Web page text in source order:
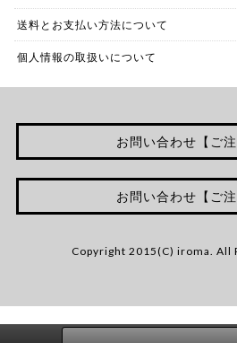
送料とお支払い方法について
個人情報の取扱いについて
お問い合わせ【ご注
お問い合わせ【ご注
Copyright 2015(C) iroma. All